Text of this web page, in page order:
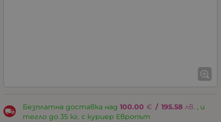
Безплатна доставка над 100.00 € / 195.58 лв. , и
тегло до 35 кг. с куриер Европът